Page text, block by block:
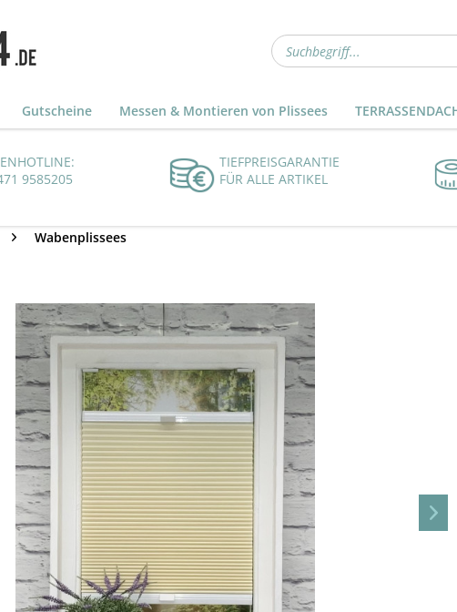
Gutscheine Messen & Montieren von Plissees
9585205
TIEFPREISGARANTIE
FÜR ALLE ARTIKEL
Wabenplissees